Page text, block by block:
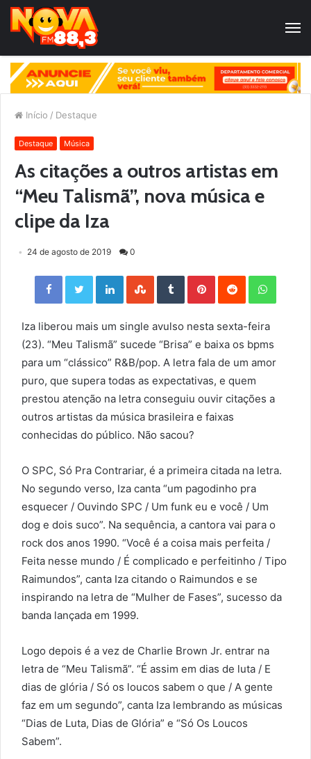
Início / Destaque
Destaque Música
As citações a outros artistas em
“Meu Talismã”, nova música e
clipe da Iza
24 de agosto de 2019 0
Facebook Twitter LinkedIn StumbleUpon Tumblr Pinterest Reddit
Iza liberou mais um single avulso nesta sexta-feira
(23). “Meu Talismã” sucede “Brisa” e baixa os bpms
para um “clássico” R&B/pop. A letra fala de um amor
puro, que supera todas as expectativas, e quem
prestou atenção na letra conseguiu ouvir citações a
outros artistas da música brasileira e faixas
conhecidas do público. Não sacou?
O SPC, Só Pra Contrariar, é a primeira citada na letra.
No segundo verso, Iza canta “um pagodinho pra
esquecer / Ouvindo SPC / Um funk eu e você / Um
dog e dois suco”. Na sequência, a cantora vai para o
rock dos anos 1990. “Você é a coisa mais perfeita /
Feita nesse mundo / É complicado e perfeitinho / Tipo
Raimundos”, canta Iza citando o Raimundos e se
inspirando na letra de “Mulher de Fases”, sucesso da
banda lançada em 1999.
Logo depois é a vez de Charlie Brown Jr. entrar na
letra de “Meu Talismã”. “É assim em dias de luta / E
dias de glória / Só os loucos sabem o que / A gente
faz em um segundo”, canta Iza lembrando as músicas
“Dias de Luta, Dias de Glória” e “Só Os Loucos
Sabem”.